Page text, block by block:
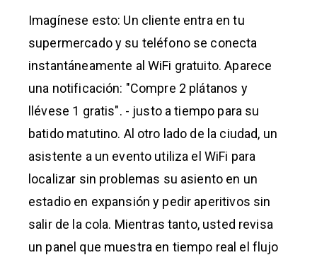
Imagínese esto: Un cliente entra en tu
supermercado y su teléfono se conecta
instantáneamente al WiFi gratuito. Aparece
una notificación: "Compre 2 plátanos y
llévese 1 gratis". - justo a tiempo para su
batido matutino. Al otro lado de la ciudad, un
asistente a un evento utiliza el WiFi para
localizar sin problemas su asiento en un
estadio en expansión y pedir aperitivos sin
salir de la cola. Mientras tanto, usted revisa
un panel que muestra en tiempo real el flujo